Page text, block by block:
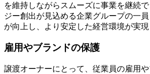
を維持しながらスムーズに事業を継続
ジー創出が見込める企業グループの一
が向上し、より安定した経営環境が実現
雇用やブランドの保護
譲渡オーナーにとって、従業員の雇用